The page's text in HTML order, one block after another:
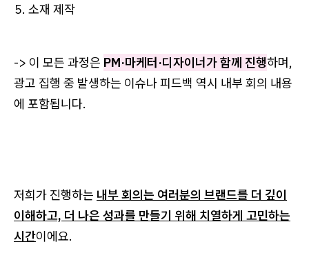
5. 소재 제작
-> 이 모든 과정은 PM·마케터·디자이너가 함께 진행하며,
광고 집행 중 발생하는 이슈나 피드백 역시 내부 회의 내용
에 포함됩니다.
저희가 진행하는 내부 회의는 여러분의 브랜드를 더 깊이
이해하고, 더 나은 성과를 만들기 위해 치열하게 고민하는
시간이에요.